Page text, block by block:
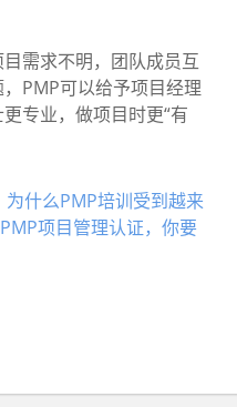
需求不明，团队成员互
PMP可以给予项目经理
专业，做项目时更“有
什么PMP培训受到越来
项目管理认证，你要